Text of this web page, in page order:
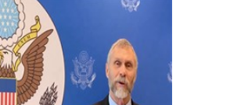
prise en charge des
personnes vivantes avec le
VIH
Santé 25/03/2019